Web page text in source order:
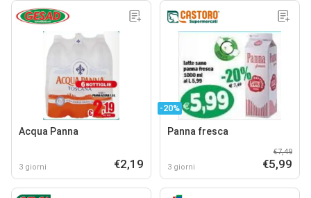
Acqua Panna
3 giorni €2,19
-20%
Panna fresca
3 giorni
€7,49
€5,99